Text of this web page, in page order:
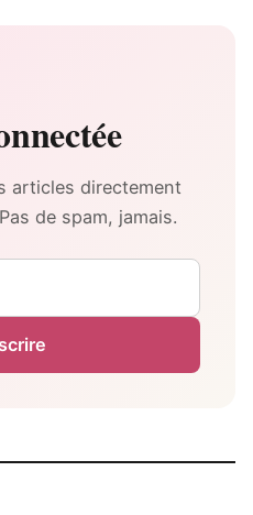
articles directement
de spam, jamais.